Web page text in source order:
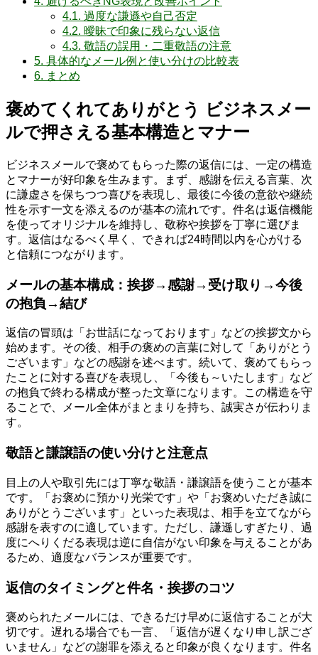
4.1. 過度な謙遜や自己否定
4.2. 曖昧で印象に残らない返信
4.3. 敬語の誤用・二重敬語の注意
5. 具体的なメール例と使い分けの比較表
6. まとめ
褒めてくれてありがとう ビジネスメー
ルで押さえる基本構造とマナー
ビジネスメールで褒めてもらった際の返信には、一定の構造
とマナーが好印象を生みます。まず、感謝を伝える言葉、次
に謙虚さを保ちつつ喜びを表現し、最後に今後の意欲や継続
性を示す一文を添えるのが基本の流れです。件名は返信機能
を使ってオリジナルを維持し、敬称や挨拶を丁寧に選びま
す。返信はなるべく早く、できれば24時間以内を心がける
と信頼につながります。
メールの基本構成：挨拶→感謝→受け取り→今後
の抱負→結び
返信の冒頭は「お世話になっております」などの挨拶文から
始めます。その後、相手の褒めの言葉に対して「ありがとう
ございます」などの感謝を述べます。続いて、褒めてもらっ
たことに対する喜びを表現し、「今後も～いたします」など
の抱負で終わる構成が整った文章になります。この構造を守
ることで、メール全体がまとまりを持ち、誠実さが伝わりま
す。
敬語と謙譲語の使い分けと注意点
目上の人や取引先には丁寧な敬語・謙譲語を使うことが基本
です。「お褒めに預かり光栄です」や「お褒めいただき誠に
ありがとうございます」といった表現は、相手を立てながら
感謝を表すのに適しています。ただし、謙遜しすぎたり、過
度にへりくだる表現は逆に自信がない印象を与えることがあ
るため、適度なバランスが重要です。
返信のタイミングと件名・挨拶のコツ
褒められたメールには、できるだけ早めに返信することが大
切です。遅れる場合でも一言、「返信が遅くなり申し訳ござ
いません」などの謝罪を添えると印象が良くなります。件名